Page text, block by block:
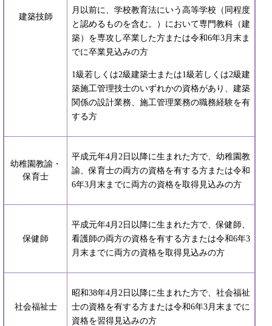
建築技師
月以前に、学校教育法にいう高等学校（同程度
と認めるものを含む。）において専門教科（建
築）を専攻し卒業した方または令和6年3月末ま
でに卒業見込みの方
1級若しくは2級建築士または1級若しくは2級建
築施工管理技士のいずれかの資格があり、建築
関係の設計業務、施工管理業務の職務経験を有
する方
幼稚園教諭・
保育士
平成元年4月2日以降に生まれた方で、幼稚園教
諭、保育士の両方の資格を有する方または令和
6年3月末までに両方の資格を取得見込みの方
保健師
平成元年4月2日以降に生まれた方で、保健師、
看護師の両方の資格を有する方または令和6年3
月末までに両方の資格を取得見込みの方
社会福祉士
昭和38年4月2日以降に生まれた方で、社会福祉
士の資格を有する方または令和6年3月末までに
資格を習得見込みの方